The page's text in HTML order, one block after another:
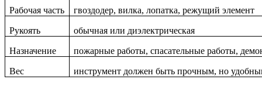
Рабочая часть гвоздодер, вилка, лопатка, режущий элемент
Рукоять обычная или диэлектрическая
Назначение пожарные работы, спасательные работы,
Вес инструмент должен быть прочным, но